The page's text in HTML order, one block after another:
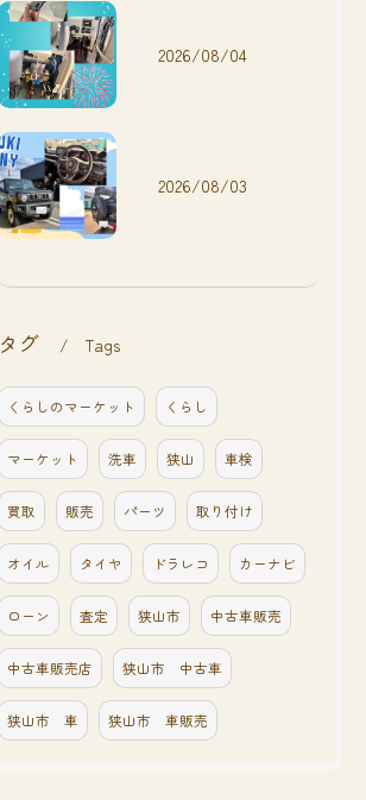
2026/08/04
2026/08/03
タグ Tags
くらしのマーケット くらし
マーケット 洗車 狭山 車検
買取 販売 パーツ 取り付け
オイル タイヤ ドラレコ カーナビ
ローン 査定 狭山市 中古車販売
中古車販売店 狭山市 中古車
狭山市 車 狭山市 車販売